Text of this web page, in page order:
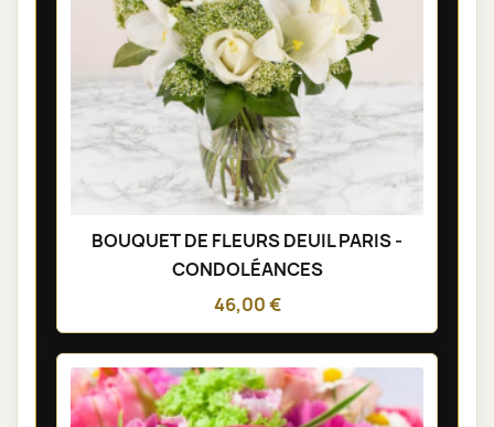
BOUQUET DE FLEURS DEUIL PARIS -
CONDOLÉANCES
46,00 €